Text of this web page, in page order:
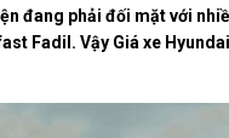
đang phải đối mặt với
Fadil. Vậy Giá xe Hyundai